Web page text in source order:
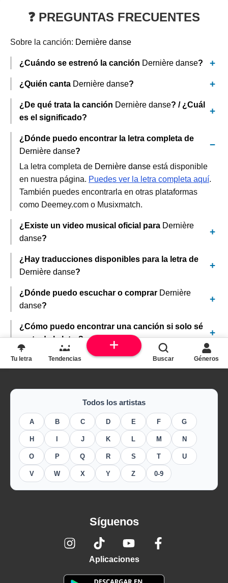
❓ PREGUNTAS FRECUENTES
Sobre la canción: Dernière danse
¿Cuándo se estrenó la canción Dernière danse?
¿Quién canta Dernière danse?
¿De qué trata la canción Dernière danse? / ¿Cuál
es el significado?
¿Dónde puedo encontrar la letra completa de
Dernière danse?
La letra completa de Dernière danse está disponible
en nuestra página. Puedes ver la letra completa aquí.
También puedes encontrarla en otras plataformas
como Deemey.com o Musixmatch.
¿Existe un video musical oficial para Dernière
danse?
¿Hay traducciones disponibles para la letra de
Dernière danse?
¿Dónde puedo escuchar o comprar Dernière
danse?
¿Cómo puedo encontrar una canción si solo sé
parte de la letra?
Todos los artistas
A B C D E F G
H J K L M N
O P Q R S T U
V W X Y Z 0-9
Síguenos
Aplicaciones
Tu letra Tendencias Buscar Géneros